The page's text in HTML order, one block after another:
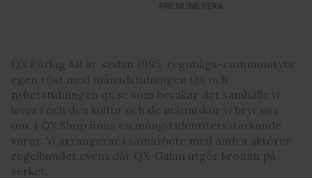
PRENUMERERA
QX Förlag AB är, sedan 1995, regnbågs-communityts
egen röst med månadstidningen QX och
nyhetstidningen qx.se som bevakar det samhälle vi
lever i och den kultur och de människor vi bryr oss
om. I QX Shop finns en mängd identitetsstärkande
varor. Vi arrangerar i samarbete med andra aktörer
regelbundet event där QX-Galan utgör kronan på
verket.